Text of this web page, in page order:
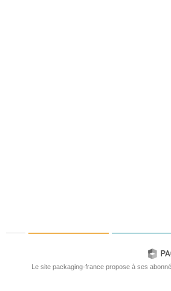
Le site packaging-france propose à ses